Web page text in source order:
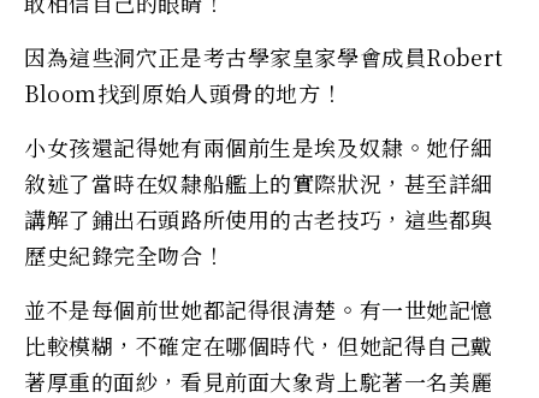
因為這些洞穴正是考古學家皇家學會成員Robert
Bloom找到原始人頭骨的地方！
小女孩還記得她有兩個前生是埃及奴隸。她仔細
敘述了當時在奴隸船艦上的實際狀況，甚至詳細
講解了鋪出石頭路所使用的古老技巧，這些都與
歷史紀錄完全吻合！
並不是每個前世她都記得很清楚。有一世她記憶
比較模糊，不確定在哪個時代，但她記得自己戴
著厚重的面紗，看見前面大象背上駝著一名美麗